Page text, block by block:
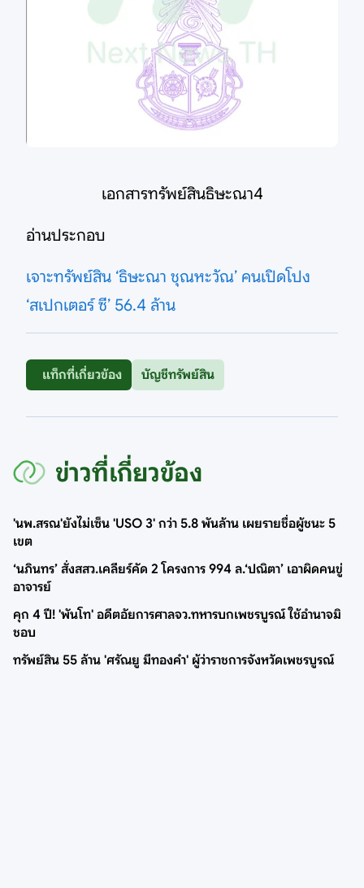
เอกสารทรัพย์สินธิษะณา4
อ่านประกอบ
เจาะทรัพย์สิน ‘ธิษะณา ชุณหะวัณ’ คนเปิดโปง
‘สเปกเตอร์ ซี’ 56.4 ล้าน
แท็กที่เกี่ยวข้อง บัญชีทรัพย์สิน
ข่าวที่เกี่ยวข้อง
'นพ.สรณ'ยังไม่เซ็น 'USO 3' กว่า 5.8 พันล้าน เผยรายชื่อผู้ชนะ 5
เขต
‘นภินทร’ สั่งสสว.เคลียร์คัด 2 โครงการ 994 ล.‘ปณิตา’ เอาผิดคนขู่
อาจารย์
คุก 4 ปี! 'พันโท' อดีตอัยการศาลจว.ทหารบกเพชรบูรณ์ ใช้อำนาจมิ
ชอบ
ทรัพย์สิน 55 ล้าน 'ศรัณยู มีทองคำ' ผู้ว่าราชการจังหวัดเพชรบูรณ์